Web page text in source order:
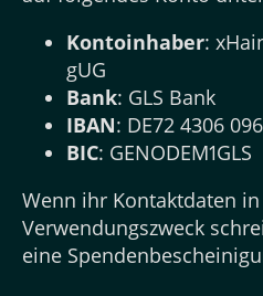
Kontoinhaber:
gUG
Bank: GLS Bank
IBAN: DE72 4306
BIC: GENODEM1GLS
Wenn ihr Kontaktdaten
Verwendungszweck
eine